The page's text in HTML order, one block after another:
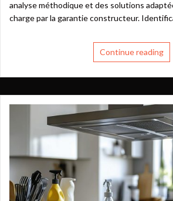
analyse méthodique et des solutions
charge par la garantie constructeur.
Continue reading